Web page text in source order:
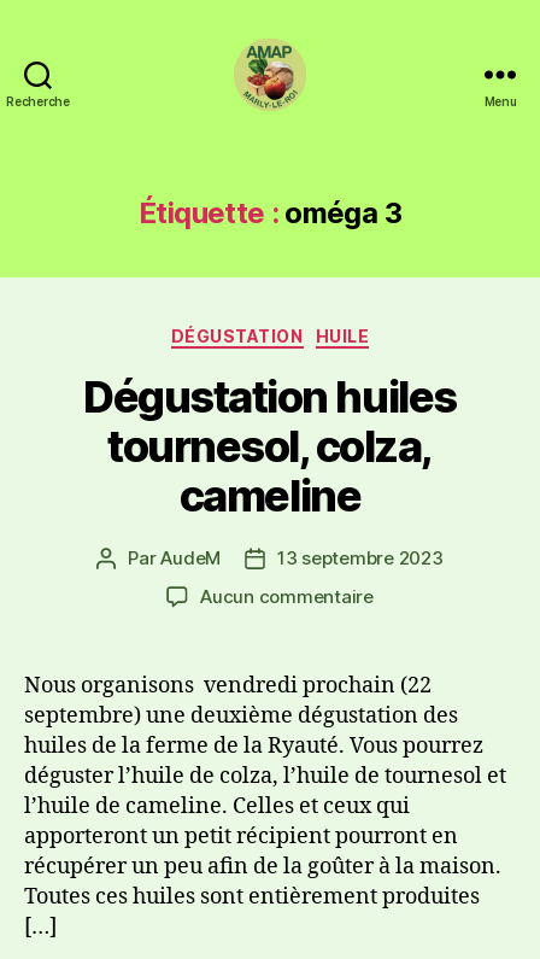
Recherche Menu
Étiquette : oméga 3
DÉGUSTATION HUILE
Dégustation huiles
tournesol, colza,
cameline
ParAudeM
13 septembre 2023
Aucun commentaire
Nous organisons vendredi prochain (22
septembre) une deuxième dégustation des
huiles de la ferme de la Ryauté. Vous pourrez
déguster l’huile de colza, l’huile de tournesol et
l’huile de cameline. Celles et ceux qui
apporteront un petit récipient pourront en
récupérer un peu afin de la goûter à la maison.
Toutes ces huiles sont entièrement produites
[…]